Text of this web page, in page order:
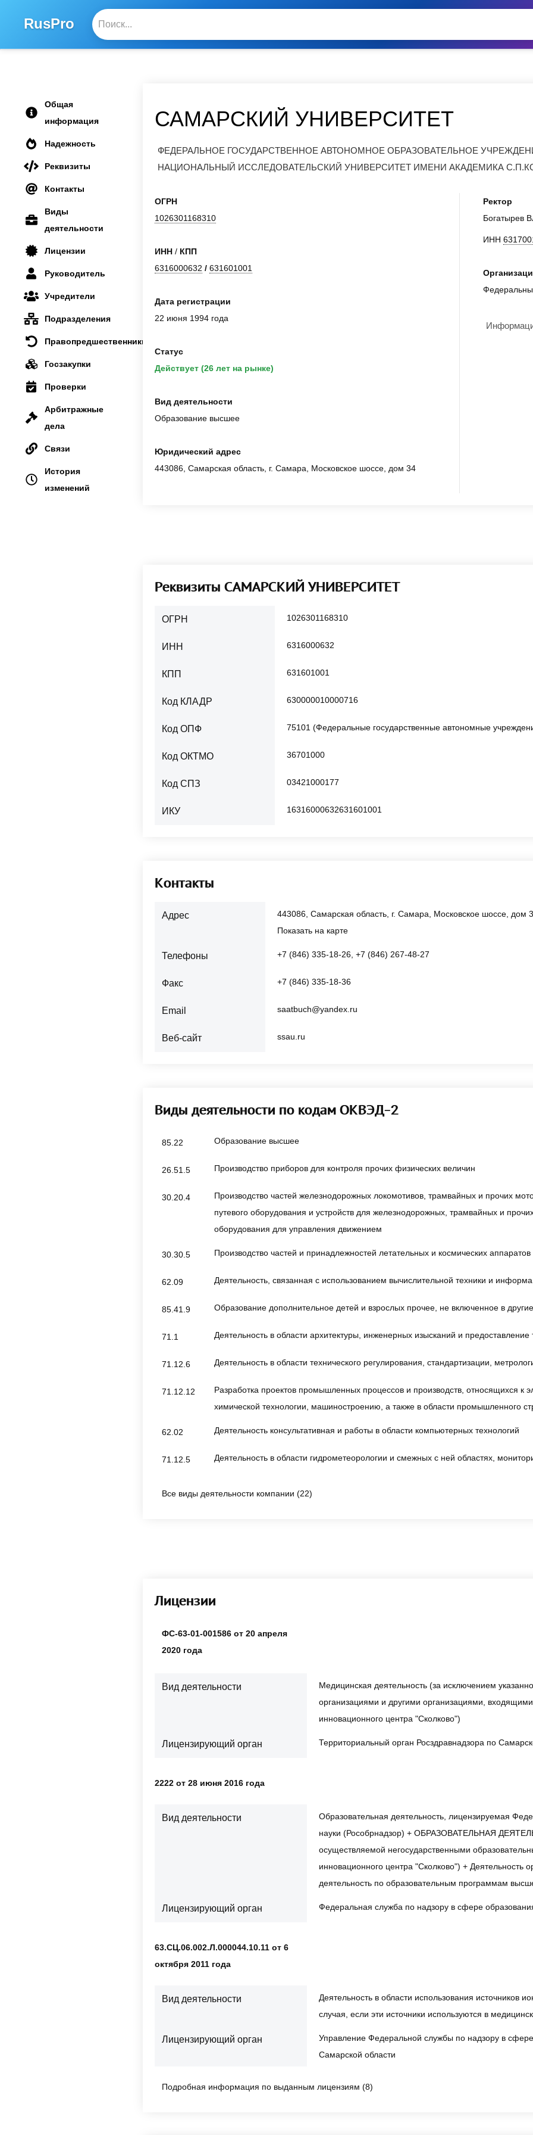
RusPro
Общая
информация
Надежность
Реквизиты
Контакты
Виды
деятельности
Лицензии
Руководитель
Учредители
Подразделения
Правопредшественники
Госзакупки
Проверки
Арбитражные
дела
Связи
История
изменений
САМАРСКИЙ УНИВЕРСИТЕТ
ФЕДЕРАЛЬНОЕ ГОСУДАРСТВЕННОЕ АВТОНОМНОЕ ОБРАЗОВАТЕЛЬНОЕ
НАЦИОНАЛЬНЫЙ ИССЛЕДОВАТЕЛЬСКИЙ УНИВЕРСИТЕТ ИМЕНИ АКАДЕМИКА
ОГРН
1026301168310
ИНН / КПП
6316000632 / 631601001
Дата регистрации
22 июня 1994 года
Статус
Действует (26 лет на рынке)
Вид деятельности
Образование высшее
Юридический адрес
443086, Самарская область, г. Самара, Московское шоссе, дом 34
Ректор
Богатырев
ИНН
Реквизиты САМАРСКИЙ УНИВЕРСИТЕТ
ОГРН 1026301168310
ИНН 6316000632
КПП 631601001
Код КЛАДР 630000010000716
Код ОПФ 75101 (Федеральные государственные автономные
Код ОКТМО 36701000
Код СПЗ 03421000177
ИКУ 16316000632631601001
Контакты
Адрес
443086, Самарская область, г. Самара, Московское шоссе, дом
Показать на карте
Телефоны +7 (846) 335-18-26, +7 (846) 267-48-27
Факс +7 (846) 335-18-36
Email saatbuch@yandex.ru
Веб-сайт ssau.ru
Виды деятельности по кодам ОКВЭД-2
85.22 Образование высшее
26.51.5 Производство приборов для контроля прочих физических величин
30.20.4
Производство частей железнодорожных локомотивов, трамвайных и прочих
путевого оборудования и устройств для железнодорожных, трамвайных и
оборудования для управления движением
30.30.5 Производство частей и принадлежностей летательных и космических аппаратов
62.09 Деятельность, связанная с использованием вычислительной техники и
85.41.9 Образование дополнительное детей и взрослых прочее, не включенное в
71.1 Деятельность в области архитектуры, инженерных изысканий и предоставление
71.12.6 Деятельность в области технического регулирования, стандартизации,
71.12.12
Разработка проектов промышленных процессов и производств, относящихся к
химической технологии, машиностроению, а также в области промышленного
62.02 Деятельность консультативная и работы в области компьютерных технологий
71.12.5 Деятельность в области гидрометеорологии и смежных с ней областях,
Все виды деятельности компании (22)
Лицензии
ФС-63-01-001586 от 20 апреля
2020 года
Вид деятельности
Медицинская деятельность (за исключением
организациями и другими организациями,
инновационного центра "Сколково")
Лицензирующий орган Территориальный орган Росздравнадзора по
2222 от 28 июня 2016 года
Вид деятельности
Образовательная деятельность, лицензируемая
науки (Рособрнадзор) + ОБРАЗОВАТЕЛЬНАЯ
осуществляемой негосударственными
инновационного центра "Сколково") + Деятельность
деятельность по образовательным программам
Лицензирующий орган Федеральная служба по надзору в сфере
63.СЦ.06.002.Л.000044.10.11 от 6
октября 2011 года
Вид деятельности
Деятельность в области использования
случая, если эти источники используются в
Лицензирующий орган
Управление Федеральной службы по надзору в
Самарской области
Подробная информация по выданным лицензиям (8)